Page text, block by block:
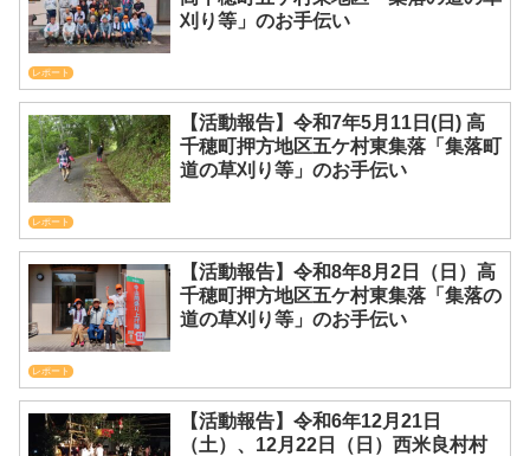
レポート
刈り等」のお手伝い
レポート
【活動報告】令和7年5月11日(日) 高
千穂町押方地区五ケ村東集落「集落町
道の草刈り等」のお手伝い
レポート
【活動報告】令和8年8月2日（日）高
千穂町押方地区五ケ村東集落「集落の
道の草刈り等」のお手伝い
【活動報告】令和6年12月21日
（土）、12月22日（日）西米良村村